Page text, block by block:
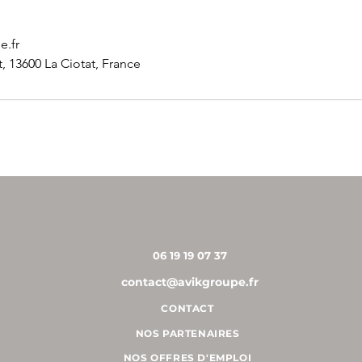
13600 La Ciotat, France
06 19 19 07 37
contact@avikgroupe.fr
CONTACT
NOS PARTENAIRES
NOS OFFRES D'EMPLOI